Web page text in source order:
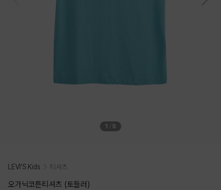
1 5
LEVI'S Kids 티셔츠
오가닉코튼티셔츠 (토들러)